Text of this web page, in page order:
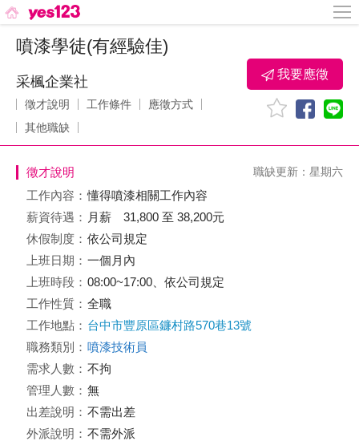
噴漆學徒(有經驗佳)
采楓企業社
徵才說明 工作條件
應徵方式
其他職缺
我要應徵
徵才說明 職缺更新：星期六
工作內容： 懂得噴漆相關工作內容
薪資待遇： 月薪 31,800 至 38,200元
休假制度： 依公司規定
上班日期： 一個月內
上班時段： 08:00~17:00、依公司規定
工作性質： 全職
工作地點： 台中市豐原區鐮村路570巷13號
職務類別： 噴漆技術員
需求人數： 不拘
管理人數： 無
出差說明： 不需出差
外派說明： 不需外派